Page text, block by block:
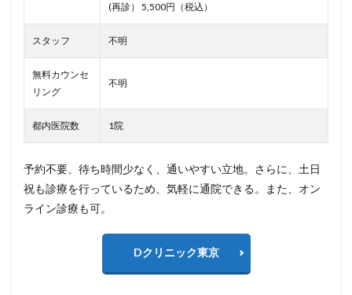
(再診） 5,500円（税込）
スタッフ 不明
無料カウンセ
リング
不明
都内医院数 1院
予約不要、待ち時間少なく、通いやすい立地。さらに、土日
祝も診療を行っているため、気軽に通院できる。また、オン
ライン診療も可。
Dクリニック東京